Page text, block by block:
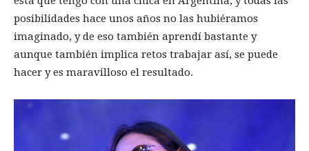
posibilidades hace unos años no las hubiéramos
imaginado, y de eso también aprendí bastante y
aunque también implica retos trabajar así, se puede
hacer y es maravilloso el resultado.